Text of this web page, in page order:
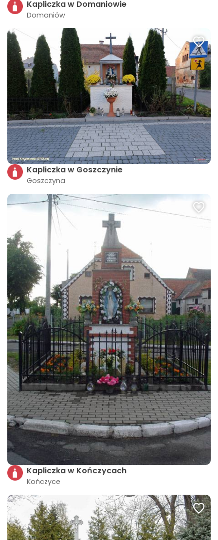
Kapliczka w Domaniowie
Domaniów
Kapliczka w Goszczynie
Goszczyna
Kapliczka w Kończycach
Kończyce